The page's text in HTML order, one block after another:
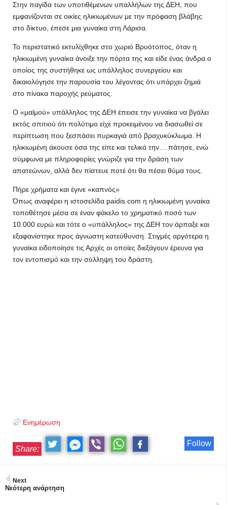
Στην παγίδα των υποτιθέμενων υπαλλήλων της ΔΕΗ, που
εμφανίζονται σε οικίες ηλικιωμένων με την πρόφαση βλάβης
στο δίκτυο, έπεσε μια γυναίκα στη Λάρισα.
Το περιστατικό εκτυλίχθηκε στο χωριό Βρυότοπος, όταν η
ηλικιωμένη γυναίκα άνοιξε την πόρτα της και είδε ένας άνδρα ο
οποίος της συστήθηκε ως υπάλληλος συνεργείου και
δικαιολόγησε την παρουσία του λέγοντας ότι υπάρχει ζημιά
στο πίνακα παροχής ρεύματος.
Ο «μαϊμού» υπάλληλος της ΔΕΗ έπεισε την γυναίκα να βγάλει
εκτός σπιτιού ότι πολύτιμο είχε προκειμένου να διασωθεί σε
περίπτωση που ξεσπάσει πυρκαγιά από βραχυκύκλωμα. Η
ηλικιωμένη άκουσε όσα της είπε και τελικά την… πάτησε, ενώ
σύμφωνα με πληροφορίες γνώριζε για την δράση των
απατεώνων, αλλά δεν πίστευε ποτέ ότι θα πέσει θύμα τους.
Πήρε χρήματα και έγινε «καπνός»
Όπως αναφέρει η ιστοσελίδα paidis.com η ηλικιωμένη γυναίκα
τοποθέτησε μέσα σε έναν φάκελο το χρηματικό ποσό των
10.000 ευρώ και τότε ο «υπάλληλος» της ΔΕΗ τον άρπαξε και
εξαφανίστηκε προς άγνωστη κατεύθυνση. Στιγμές αργότερα η
γυναίκα ειδοποίησε τις Αρχές οι οποίες διεξάγουν έρευνα για
τον εντοπισμό και την σύλληψη του δράστη.
Ενημέρωση
Follow
Share:
Next
Νεότερη ανάρτηση